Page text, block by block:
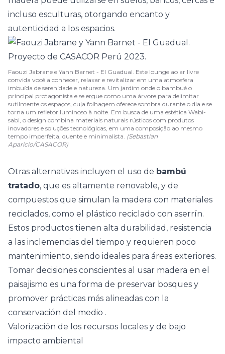
incluso esculturas, otorgando encanto y
autenticidad a los espacios.
Faouzi Jabrane e Yann Barnet - El Guadual. Este lounge ao ar livre
convida você a conhecer, relaxar e revitalizar em uma atmosfera
imbuída de serenidade e natureza. Um jardim onde o bambué o
principal protagonista e se ergue como uma árvore para delimitar
sutilmente os espaços, cuja folhagem oferece sombra durante o dia e se
torna um refletor luminoso à noite. Em busca de uma estética Wabi-
sabi, o design combina materiais naturais rústicos com produtos
inovadores e soluções tecnológicas, em uma composição ao mesmo
tempo imperfeita, quente e minimalista. (Sebastian
Aparicio/CASACOR)
Otras alternativas incluyen el uso de bambú
tratado, que es altamente renovable, y de
compuestos que simulan la madera con materiales
reciclados, como el plástico reciclado con aserrín.
Estos productos tienen alta durabilidad, resistencia
a las inclemencias del tiempo y requieren poco
mantenimiento, siendo ideales para áreas exteriores.
Tomar decisiones conscientes al usar madera en el
paisajismo es una forma de preservar bosques y
promover prácticas más alineadas con la
conservación del medio .
Valorización de los recursos locales y de bajo
impacto ambiental